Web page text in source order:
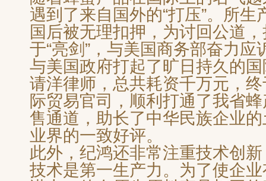
遇到了来自国外的“打压”。所生
国后被无理扣押，为讨回公道
于“亮剑”，与美国商务部奋力应
与美国政府打起了旷日持久的
请洋律师，总共耗资千万元，
际贸易官司，顺利打通了我省
售通道，助长了中华民族企业
业界的一致好评。
此外，纪鸿还非常注重技术创
技术是第一生产力。为了使企